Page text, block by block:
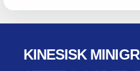
KINESISK